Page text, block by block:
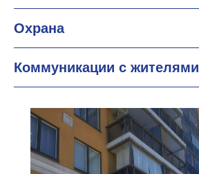
Охрана
Коммуникации с жителями